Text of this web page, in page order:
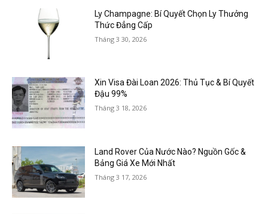
Ly Champagne: Bí Quyết Chọn Ly Thưởng
Thức Đẳng Cấp
Tháng 3 30, 2026
Xin Visa Đài Loan 2026: Thủ Tục & Bí Quyết
Đậu 99%
Tháng 3 18, 2026
Land Rover Của Nước Nào? Nguồn Gốc &
Bảng Giá Xe Mới Nhất
Tháng 3 17, 2026